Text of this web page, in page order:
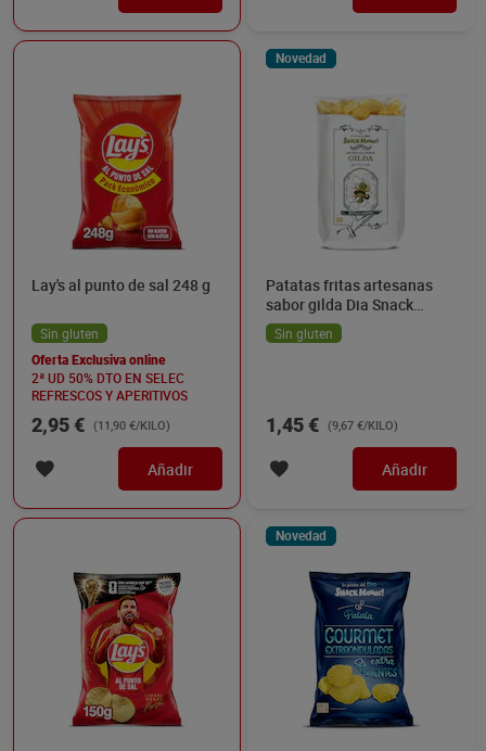
Lay's al punto de sal 248 g
Sin gluten
Oferta Exclusiva online
2ª UD 50% DTO EN SELEC
REFRESCOS Y APERITIVOS
2,95 € (11,90 €/KILO)
Añadir
Novedad
Patatas fritas artesanas
sabor gilda Dia Snack
Maniac 150 g
Sin gluten
1,45 € (9,67 €/KILO)
Añadir
Novedad